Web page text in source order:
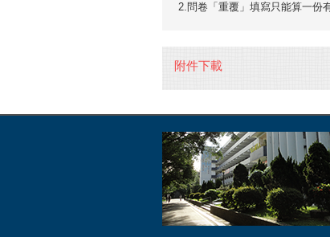
2.問卷「重覆」填寫只能算一份
附件下載